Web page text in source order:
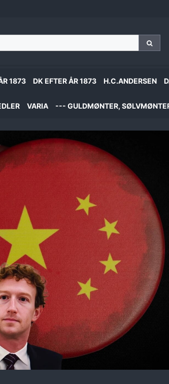
1873 DK EFTER ÅR 1873 H.C.ANDERSEN
VARIA --- GULDMØNTER,